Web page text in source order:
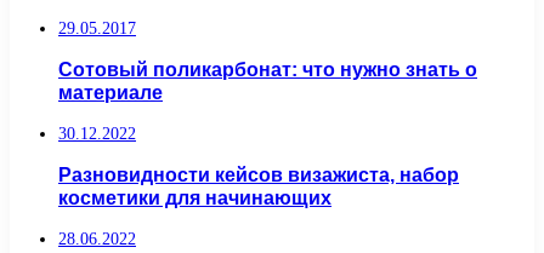
29.05.2017
Сотовый поликарбонат: что нужно знать о
материале
30.12.2022
Разновидности кейсов визажиста, набор
косметики для начинающих
28.06.2022